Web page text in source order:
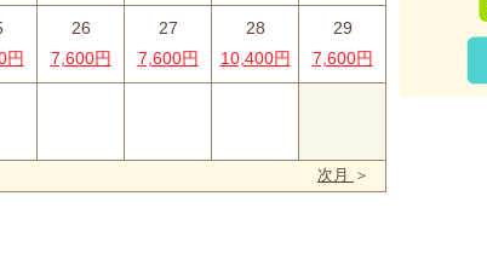
円
26
7,600円
27
7,600円
28
10,400円
29
7,600円
次月 ＞